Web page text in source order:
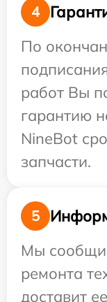
4
По
работ Вы
гарантию
NineBot
запчасти.
5
Мы
ремонта
доставит